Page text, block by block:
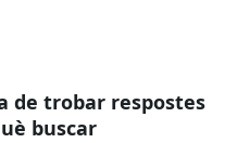
de trobar respostes
buscar